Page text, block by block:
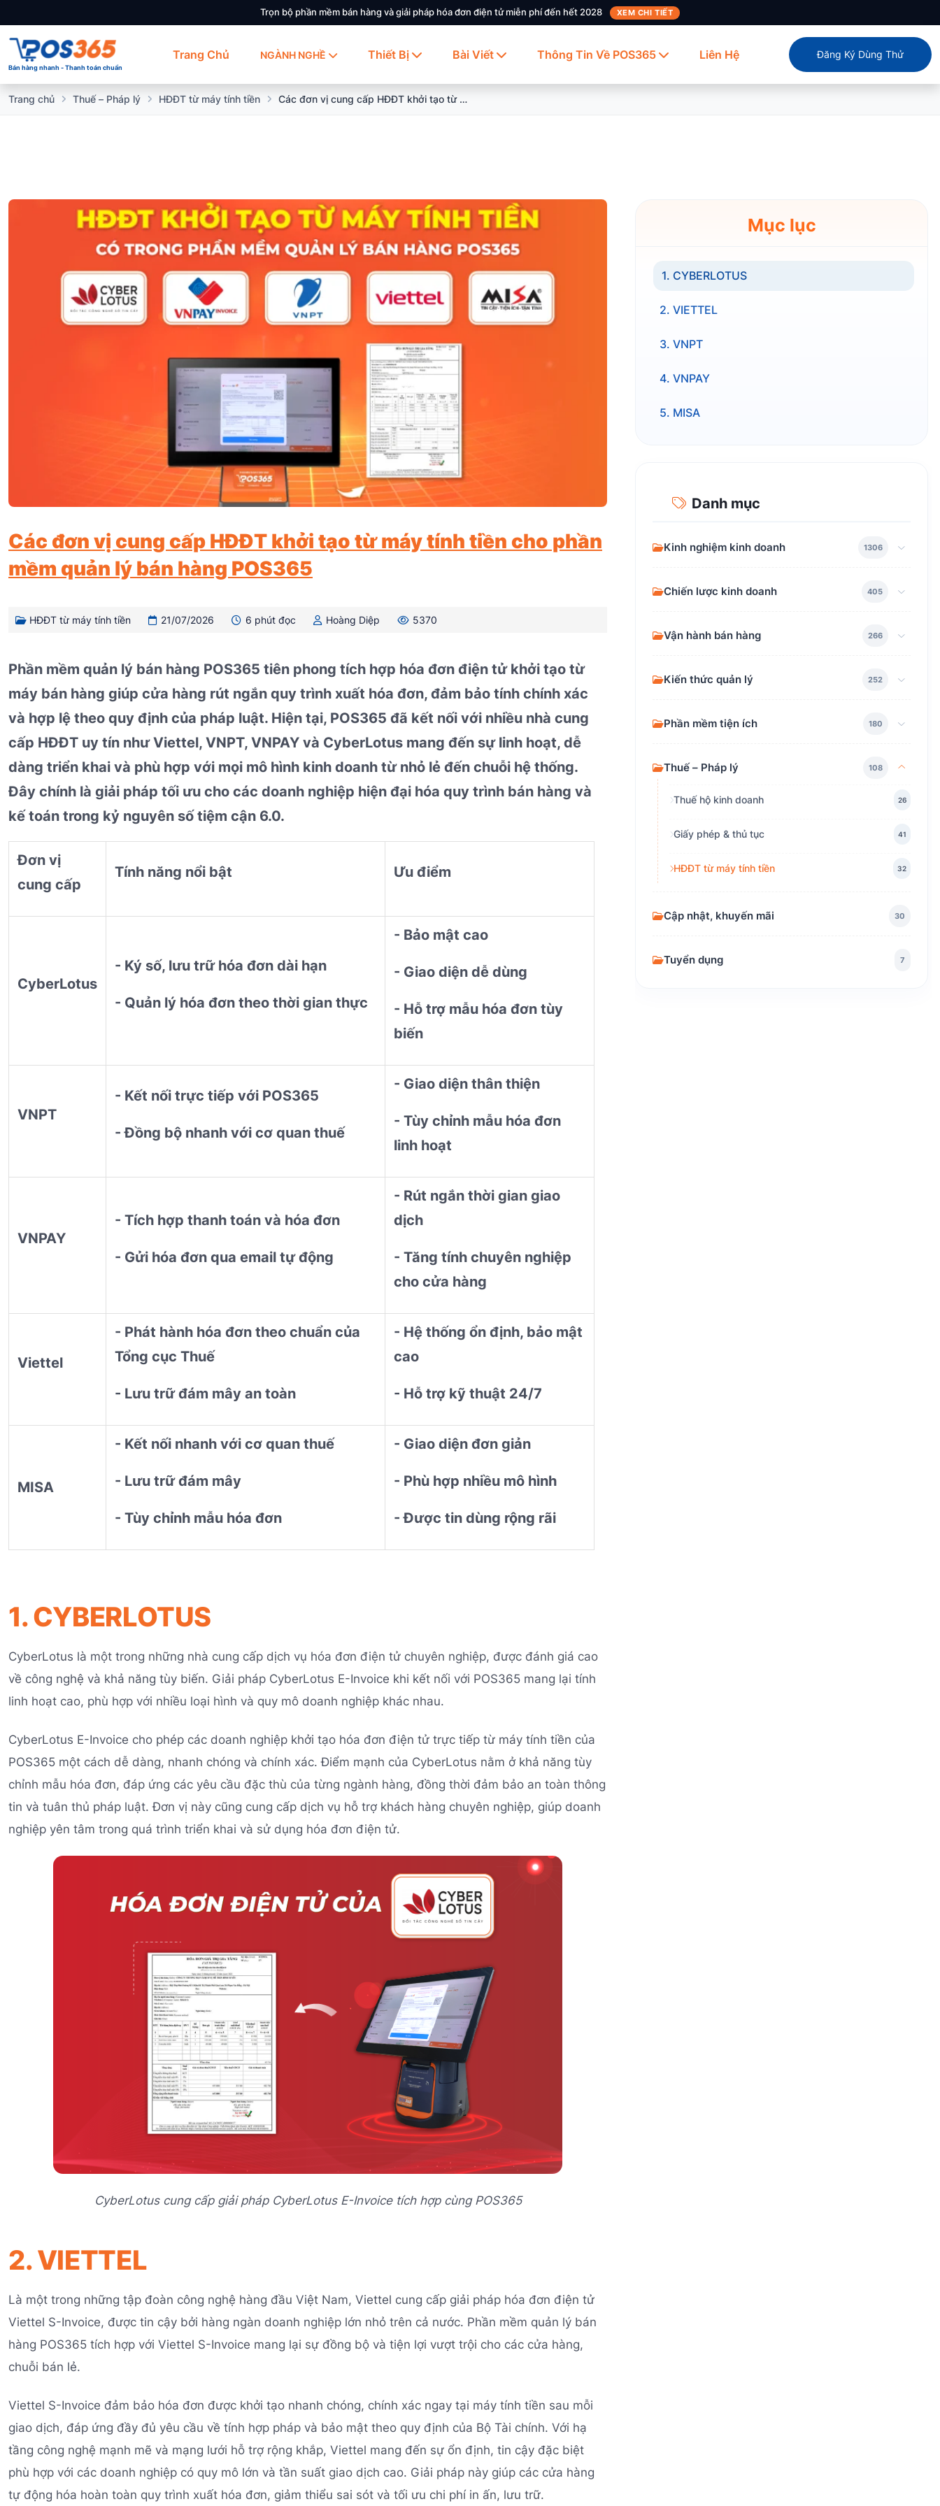
Trọn bộ phần mềm bán hàng và giải pháp hóa đơn điện tử miễn phí đến hết 2028 XEM CHI TIẾT
Bán hàng nhanh - Thanh toán chuẩn
Trang Chủ NGÀNH NGHỀ Thiết Bị Bài Viết Thông Tin Về POS365 Liên Hệ Đăng Ký Dùng Thử
Trang chủ Thuế – Pháp lý HĐĐT từ máy tính tiền Các đơn vị cung cấp HĐĐT khởi tạo từ máy tính tiền cho phần mềm quản lý bán hàng POS365
Các đơn vị cung cấp HĐĐT khởi tạo từ máy tính tiền cho phần
mềm quản lý bán hàng POS365
HĐĐT từ máy tính tiền 21/07/2026 6 phút đọc Hoàng Diệp 5370
Phần mềm quản lý bán hàng POS365 tiên phong tích hợp hóa đơn điện tử khởi tạo từ
máy bán hàng giúp cửa hàng rút ngắn quy trình xuất hóa đơn, đảm bảo tính chính xác
và hợp lệ theo quy định của pháp luật. Hiện tại, POS365 đã kết nối với nhiều nhà cung
cấp HĐĐT uy tín như Viettel, VNPT, VNPAY và CyberLotus mang đến sự linh hoạt, dễ
dàng triển khai và phù hợp với mọi mô hình kinh doanh từ nhỏ lẻ đến chuỗi hệ thống.
Đây chính là giải pháp tối ưu cho các doanh nghiệp hiện đại hóa quy trình bán hàng và
kế toán trong kỷ nguyên số tiệm cận 6.0.
Đơn vị
cung cấp
Tính năng nổi bật Ưu điểm
CyberLotus
- Ký số, lưu trữ hóa đơn dài hạn
- Quản lý hóa đơn theo thời gian thực
- Bảo mật cao
- Giao diện dễ dùng
- Hỗ trợ mẫu hóa đơn tùy
biến
VNPT
- Kết nối trực tiếp với POS365
- Đồng bộ nhanh với cơ quan thuế
- Giao diện thân thiện
- Tùy chỉnh mẫu hóa đơn
linh hoạt
VNPAY
- Tích hợp thanh toán và hóa đơn
- Gửi hóa đơn qua email tự động
- Rút ngắn thời gian giao
dịch
- Tăng tính chuyên nghiệp
cho cửa hàng
Viettel
- Phát hành hóa đơn theo chuẩn của
Tổng cục Thuế
- Lưu trữ đám mây an toàn
- Hệ thống ổn định, bảo mật
cao
- Hỗ trợ kỹ thuật 24/7
MISA
- Kết nối nhanh với cơ quan thuế
- Lưu trữ đám mây
- Tùy chỉnh mẫu hóa đơn
- Giao diện đơn giản
- Phù hợp nhiều mô hình
- Được tin dùng rộng rãi
1. CYBERLOTUS
CyberLotus là một trong những nhà cung cấp dịch vụ hóa đơn điện tử chuyên nghiệp, được đánh giá cao
về công nghệ và khả năng tùy biến. Giải pháp CyberLotus E-Invoice khi kết nối với POS365 mang lại tính
linh hoạt cao, phù hợp với nhiều loại hình và quy mô doanh nghiệp khác nhau.
CyberLotus E-Invoice cho phép các doanh nghiệp khởi tạo hóa đơn điện tử trực tiếp từ máy tính tiền của
POS365 một cách dễ dàng, nhanh chóng và chính xác. Điểm mạnh của CyberLotus nằm ở khả năng tùy
chỉnh mẫu hóa đơn, đáp ứng các yêu cầu đặc thù của từng ngành hàng, đồng thời đảm bảo an toàn thông
tin và tuân thủ pháp luật. Đơn vị này cũng cung cấp dịch vụ hỗ trợ khách hàng chuyên nghiệp, giúp doanh
nghiệp yên tâm trong quá trình triển khai và sử dụng hóa đơn điện tử.
CyberLotus cung cấp giải pháp CyberLotus E-Invoice tích hợp cùng POS365
2. VIETTEL
Là một trong những tập đoàn công nghệ hàng đầu Việt Nam, Viettel cung cấp giải pháp hóa đơn điện tử
Viettel S-Invoice, được tin cậy bởi hàng ngàn doanh nghiệp lớn nhỏ trên cả nước. Phần mềm quản lý bán
hàng POS365 tích hợp với Viettel S-Invoice mang lại sự đồng bộ và tiện lợi vượt trội cho các cửa hàng,
chuỗi bán lẻ.
Viettel S-Invoice đảm bảo hóa đơn được khởi tạo nhanh chóng, chính xác ngay tại máy tính tiền sau mỗi
giao dịch, đáp ứng đầy đủ yêu cầu về tính hợp pháp và bảo mật theo quy định của Bộ Tài chính. Với hạ
tầng công nghệ mạnh mẽ và mạng lưới hỗ trợ rộng khắp, Viettel mang đến sự ổn định, tin cậy đặc biệt
phù hợp với các doanh nghiệp có quy mô lớn và tần suất giao dịch cao. Giải pháp này giúp các cửa hàng
tự động hóa hoàn toàn quy trình xuất hóa đơn, giảm thiểu sai sót và tối ưu chi phí in ấn, lưu trữ.
Mục lục
1. CYBERLOTUS
2. VIETTEL
3. VNPT
4. VNPAY
5. MISA
Danh mục
Kinh nghiệm kinh doanh 1306
Chiến lược kinh doanh 405
Vận hành bán hàng 266
Kiến thức quản lý 252
Phần mềm tiện ích 180
Thuế – Pháp lý 108
Thuế hộ kinh doanh 26
Giấy phép & thủ tục 41
HĐĐT từ máy tính tiền 32
Cập nhật, khuyến mãi 30
Tuyển dụng 7